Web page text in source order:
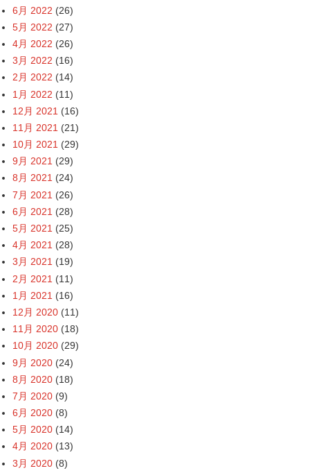
6月 2022 (26)
5月 2022 (27)
4月 2022 (26)
3月 2022 (16)
2月 2022 (14)
1月 2022 (11)
12月 2021 (16)
11月 2021 (21)
10月 2021 (29)
9月 2021 (29)
8月 2021 (24)
7月 2021 (26)
6月 2021 (28)
5月 2021 (25)
4月 2021 (28)
3月 2021 (19)
2月 2021 (11)
1月 2021 (16)
12月 2020 (11)
11月 2020 (18)
10月 2020 (29)
9月 2020 (24)
8月 2020 (18)
7月 2020 (9)
6月 2020 (8)
5月 2020 (14)
4月 2020 (13)
3月 2020 (8)